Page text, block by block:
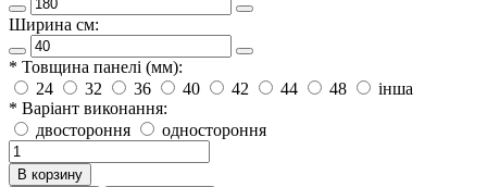
Ширина см:
* Товщина панелі (мм):
24
32 36 40 42 44 48
інша
* Варіант виконання:
двостороння
одностороння
В корзину